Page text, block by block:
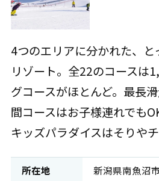
4つのエリアに分かれた、と
リゾート。全22のコースは
グコースがほとんど。最長
間コースはお子様連れでも
キッズパラダイスはそりや
所在地
新潟県南魚沼